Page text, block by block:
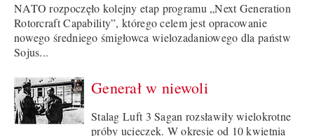
NATO rozpoczęło kolejny etap programu „Next Generation
Rotorcraft Capability”, którego celem jest opracowanie
nowego średniego śmigłowca wielozadaniowego dla państw
Sojus...
Generał w niewoli
Stalag Luft 3 Sagan rozsławiły wielokrotne
próby ucieczek. W okresie od 10 kwietnia